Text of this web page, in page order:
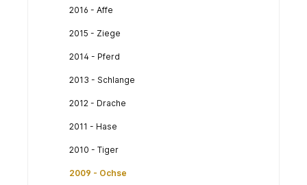
2016 - Affe
2015 - Ziege
2014 - Pferd
2013 - Schlange
2012 - Drache
2011 - Hase
2010 - Tiger
2009 - Ochse